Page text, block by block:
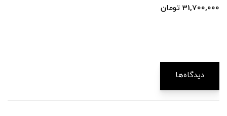
31,700,000 تومان
دیدگاه‌ها